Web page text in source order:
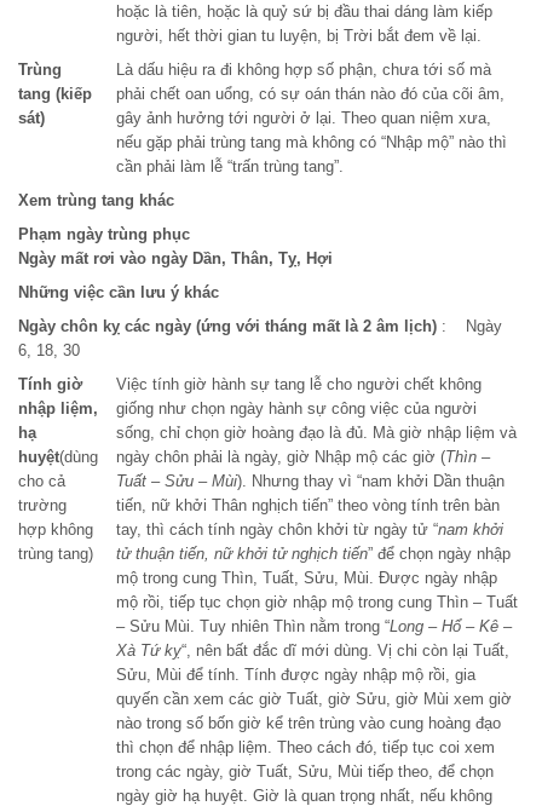
hoặc là tiên, hoặc là quỷ sứ bị đầu thai dáng làm kiếp
người, hết thời gian tu luyện, bị Trời bắt đem về lại.
Trùng
tang (kiếp
sát)
Là dấu hiệu ra đi không hợp số phận, chưa tới số mà
phải chết oan uổng, có sự oán thán nào đó của cõi âm,
gây ảnh hưởng tới người ở lại. Theo quan niệm xưa,
nếu gặp phải trùng tang mà không có “Nhập mộ” nào thì
cần phải làm lễ “trấn trùng tang”.
Xem trùng tang khác
Phạm ngày trùng phục
Ngày mất rơi vào ngày Dần, Thân, Tỵ, Hợi
Những việc cần lưu ý khác
Ngày chôn kỵ các ngày (ứng với tháng mất là 2 âm lịch) : Ngày
6, 18, 30
Tính giờ
nhập liệm,
hạ
huyệt(dùng
cho cả
trường
hợp không
trùng tang)
Việc tính giờ hành sự tang lễ cho người chết không
giống như chọn ngày hành sự công việc của người
sống, chỉ chọn giờ hoàng đạo là đủ. Mà giờ nhập liệm và
ngày chôn phải là ngày, giờ Nhập mộ các giờ (Thìn –
Tuất – Sửu – Mùi). Nhưng thay vì “nam khởi Dần thuận
tiến, nữ khởi Thân nghịch tiến” theo vòng tính trên bàn
tay, thì cách tính ngày chôn khởi từ ngày tử “nam khởi
tử thuận tiến, nữ khởi tử nghịch tiến” để chọn ngày nhập
mộ trong cung Thìn, Tuất, Sửu, Mùi. Được ngày nhập
mộ rồi, tiếp tục chọn giờ nhập mộ trong cung Thìn – Tuất
– Sửu Mùi. Tuy nhiên Thìn nằm trong “Long – Hổ – Kê –
Xà Tứ kỵ“, nên bất đắc dĩ mới dùng. Vị chi còn lại Tuất,
Sửu, Mùi để tính. Tính được ngày nhập mộ rồi, gia
quyến cần xem các giờ Tuất, giờ Sửu, giờ Mùi xem giờ
nào trong số bốn giờ kể trên trùng vào cung hoàng đạo
thì chọn để nhập liệm. Theo cách đó, tiếp tục coi xem
trong các ngày, giờ Tuất, Sửu, Mùi tiếp theo, để chọn
ngày giờ hạ huyệt. Giờ là quan trọng nhất, nếu không